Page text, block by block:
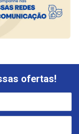
ofertas!